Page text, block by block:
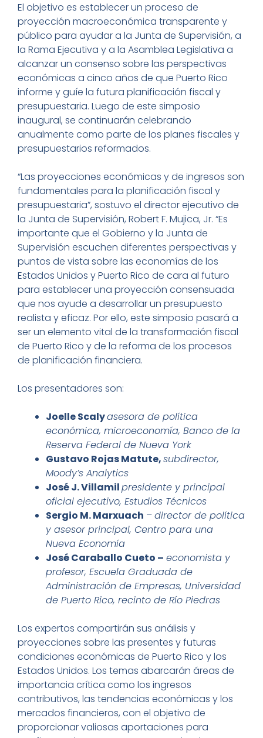
El objetivo es establecer un proceso de
proyección macroeconómica transparente y
público para ayudar a la Junta de Supervisión, a
la Rama Ejecutiva y a la Asamblea Legislativa a
alcanzar un consenso sobre las perspectivas
económicas a cinco años de que Puerto Rico
informe y guíe la futura planificación fiscal y
presupuestaria. Luego de este simposio
inaugural, se continuarán celebrando
anualmente como parte de los planes fiscales y
presupuestarios reformados.
“Las proyecciones económicas y de ingresos son
fundamentales para la planificación fiscal y
presupuestaria”, sostuvo el director ejecutivo de
la Junta de Supervisión, Robert F. Mujica, Jr. “Es
importante que el Gobierno y la Junta de
Supervisión escuchen diferentes perspectivas y
puntos de vista sobre las economías de los
Estados Unidos y Puerto Rico de cara al futuro
para establecer una proyección consensuada
que nos ayude a desarrollar un presupuesto
realista y eficaz. Por ello, este simposio pasará a
ser un elemento vital de la transformación fiscal
de Puerto Rico y de la reforma de los procesos
de planificación financiera.
Los presentadores son:
Joelle Scalyasesora de política
económica, microeconomía, Banco de la
Reserva Federal de Nueva York
Gustavo Rojas Matute,subdirector,
Moody’s Analytics
José J. Villamilpresidente y principal
oficial ejecutivo, Estudios Técnicos
Sergio M. Marxuach –director de política
y asesor principal, Centro para una
Nueva Economía
José Caraballo Cueto – economista y
profesor, Escuela Graduada de
Administración de Empresas, Universidad
de Puerto Rico, recinto de Río Piedras
Los expertos compartirán sus análisis y
proyecciones sobre las presentes y futuras
condiciones económicas de Puerto Rico y los
Estados Unidos. Los temas abarcarán áreas de
importancia crítica como los ingresos
contributivos, las tendencias económicas y los
mercados financieros, con el objetivo de
proporcionar valiosas aportaciones para